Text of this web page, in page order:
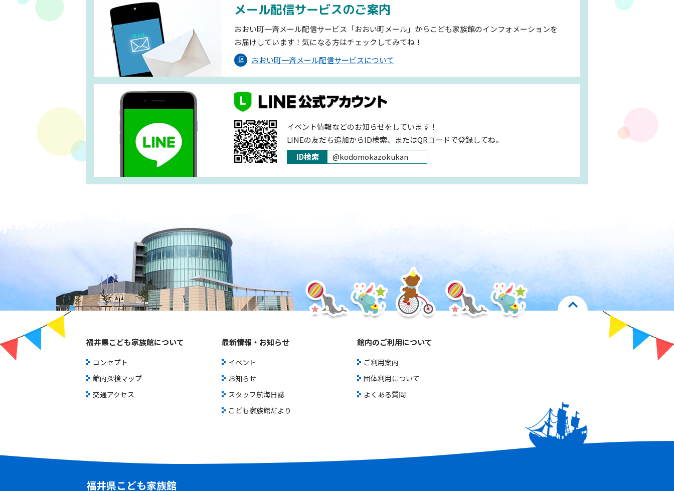
メール配信サービスのご案内
おおい町一斉メール配信サービス「おおい町メール」からこども家族館のインフォメーションを
お届けしています！気になる方はチェックしてみてね！
おおい町一斉メール配信サービスについて
イベント情報などのお知らせをしています！
LINEの友だち追加からID検索、またはQRコードで登録してね。
ID検索
@kodomokazokukan
福井県こども家族館について
コンセプト
館内探検マップ
交通アクセス
最新情報・お知らせ
イベント
お知らせ
スタッフ航海日誌
こども家族館だより
館内のご利用について
ご利用案内
団体利用について
よくある質問
福井県こども家族館